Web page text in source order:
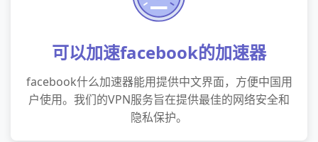
可以加速facebook的加速器
facebook什么加速器能用提供中文界面，方便中国用
户使用。我们的VPN服务旨在提供最佳的网络安全和
隐私保护。